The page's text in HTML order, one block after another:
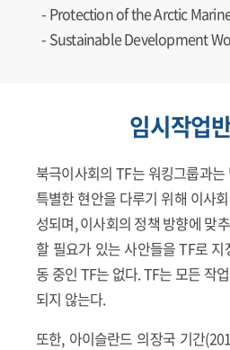
- Protection of the Arctic
- Sustainable Development
임시작업
북극이사회의 TF는 워킹그룹과
특별한 현안을 다루기 위해 이사
성되며, 이사회의 정책 방향에 맞
할 필요가 있는 사안들을 TF로
동 중인 TF는 없다. TF는 모든 작
되지 않는다.
또한, 아이슬란드 의장국 기간